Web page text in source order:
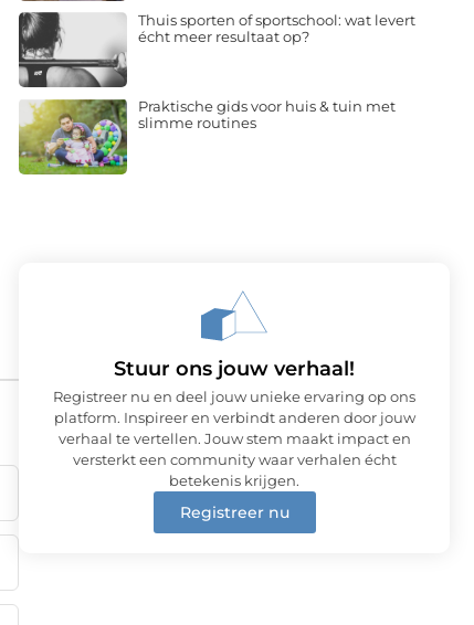
Thuis sporten of sportschool: wat levert
écht meer resultaat op?
Praktische gids voor huis & tuin met
slimme routines
Stuur ons jouw verhaal!
Registreer nu en deel jouw unieke ervaring op ons
platform. Inspireer en verbindt anderen door jouw
verhaal te vertellen. Jouw stem maakt impact en
versterkt een community waar verhalen écht
betekenis krijgen.
Registreer nu